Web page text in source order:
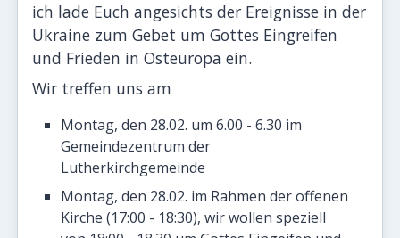
ich lade Euch angesichts der Ereignisse in der
Ukraine zum Gebet um Gottes Eingreifen
und Frieden in Osteuropa ein.
Wir treffen uns am
Montag, den 28.02. um 6.00 - 6.30 im
Gemeindezentrum der
Lutherkirchgemeinde
Montag, den 28.02. im Rahmen der offenen
Kirche (17:00 - 18:30), wir wollen speziell